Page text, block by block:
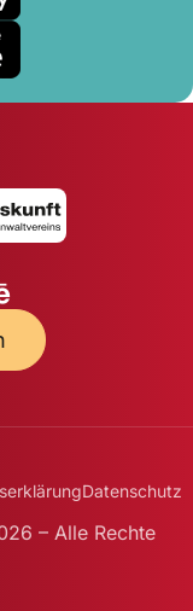
Datenschutz
– Alle Rechte